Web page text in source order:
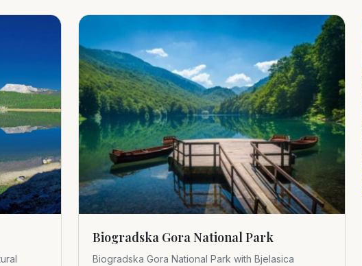
Biogradska Gora National Park
Biogradska Gora National Park with Bjelasica